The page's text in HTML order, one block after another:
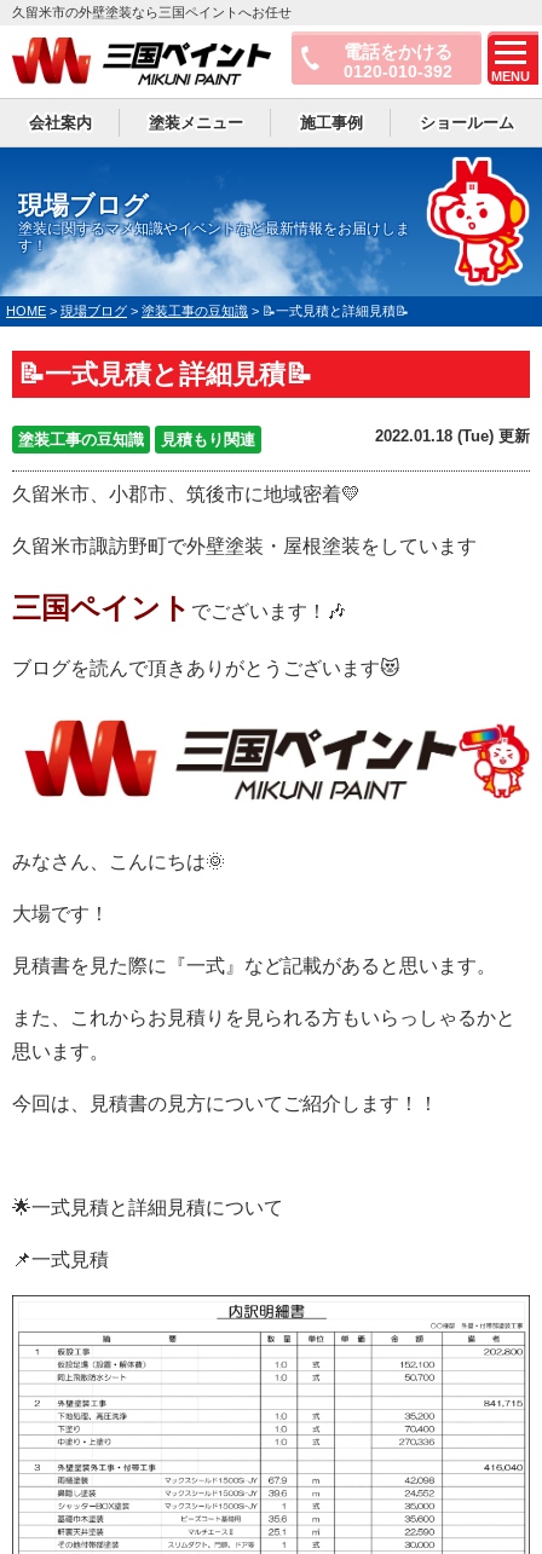
電話をかける
0120-010-392 MENU
久留米市の外壁塗装なら三国ペイントへお任せ
会社案内 塗装メニュー 施工事例 ショールーム
現場ブログ
塗装に関するマメ知識やイベントなど最新情報をお届けしま
す！
HOME > 現場ブログ > 塗装工事の豆知識 > 📝一式見積と詳細見積📝
📝一式見積と詳細見積📝
塗装工事の豆知識 見積もり関連 2022.01.18 (Tue) 更新
久留米市、小郡市、筑後市に地域密着💛
久留米市諏訪野町で外壁塗装・屋根塗装をしています
三国ペイント でございます！🎶
ブログを読んで頂きありがとうございます😻
みなさん、こんにちは🌞
大場です！
見積書を見た際に『一式』など記載があると思います。
また、これからお見積りを見られる方もいらっしゃるかと
思います。
今回は、見積書の見方についてご紹介します！！
🌟一式見積と詳細見積について
📌一式見積